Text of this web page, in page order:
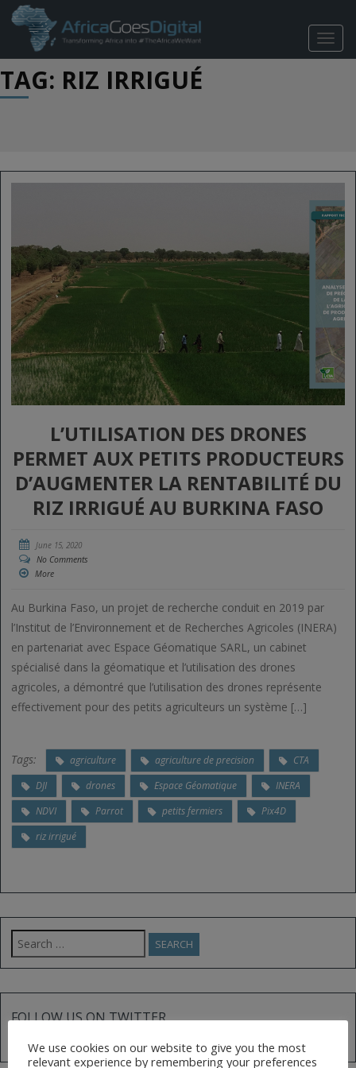
TAG: RIZ IRRIGUÉ
L’UTILISATION DES DRONES
PERMET AUX PETITS PRODUCTEURS
D’AUGMENTER LA RENTABILITÉ DU
RIZ IRRIGUÉ AU BURKINA FASO
June 15, 2020
No Comments
More
Au Burkina Faso, un projet de recherche conduit en 2019 par
l’Institut de l’Environnement et de Recherches Agricoles (INERA)
en partenariat avec Espace Géomatique SARL, un cabinet
spécialisé dans la géomatique et l’utilisation des drones
agricoles, a démontré que l’utilisation des drones représente
effectivement pour des petits agriculteurs un système […]
Tags: agriculture agriculture de precision
CTA
DJI
drones Espace Géomatique
INERA
NDVI
Parrot petits fermiers
Pix4D
riz irrigué
Search
for:
FOLLOW US ON TWITTER
Tweets by @AfGoesDigital
We use cookies on our website to give you the most
relevant experience by remembering your preferences